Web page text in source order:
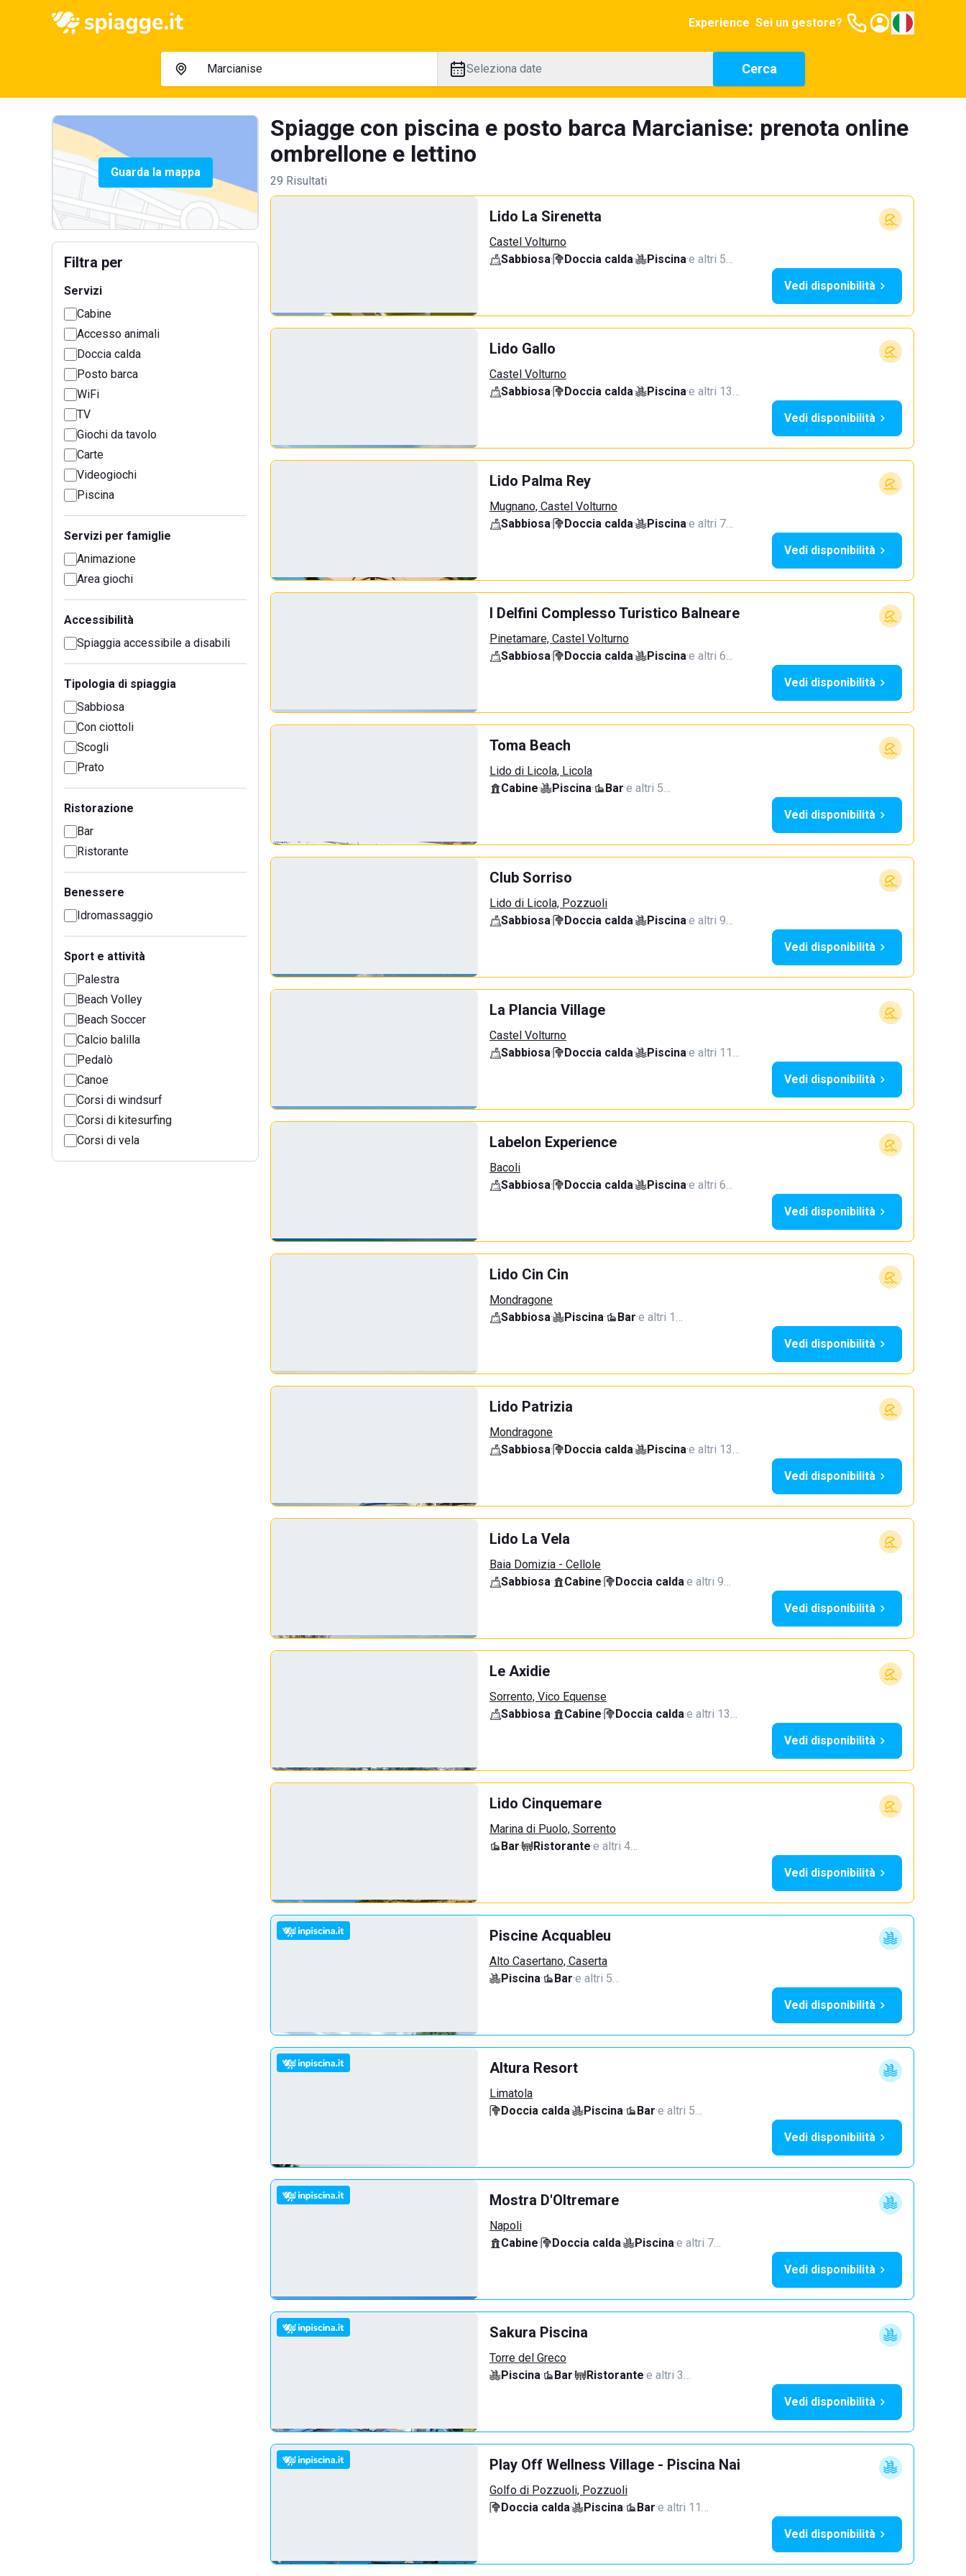
Experience Sei un gestore?
Seleziona date Cerca
Guarda la mappa
Filtra per
Servizi
Cabine
Accesso animali
Doccia calda
Posto barca
WiFi
TV
Giochi da tavolo
Carte
Videogiochi
Piscina
Servizi per famiglie
Animazione
Area giochi
Accessibilità
Spiaggia accessibile a disabili
Tipologia di spiaggia
Sabbiosa
Con ciottoli
Scogli
Prato
Ristorazione
Bar
Ristorante
Benessere
Idromassaggio
Sport e attività
Palestra
Beach Volley
Beach Soccer
Calcio balilla
Pedalò
Canoe
Corsi di windsurf
Corsi di kitesurfing
Corsi di vela
Spiagge con piscina e posto barca Marcianise: prenota online
ombrellone e lettino
29 Risultati
Lido La Sirenetta
Castel Volturno
Sabbiosa· Doccia calda· Piscina·e altri 5…
Vedi disponibilità
Lido Gallo
Castel Volturno
Sabbiosa· Doccia calda· Piscina·e altri 13…
Vedi disponibilità
Lido Palma Rey
Mugnano, Castel Volturno
Sabbiosa· Doccia calda· Piscina·e altri 7…
Vedi disponibilità
I Delfini Complesso Turistico Balneare
Pinetamare, Castel Volturno
Sabbiosa· Doccia calda· Piscina·e altri 6…
Vedi disponibilità
Toma Beach
Lido di Licola, Licola
Cabine· Piscina· Bar·e altri 5…
Vedi disponibilità
Club Sorriso
Lido di Licola, Pozzuoli
Sabbiosa· Doccia calda· Piscina·e altri 9…
Vedi disponibilità
La Plancia Village
Castel Volturno
Sabbiosa· Doccia calda· Piscina·e altri 11…
Vedi disponibilità
Labelon Experience
Bacoli
Sabbiosa· Doccia calda· Piscina·e altri 6…
Vedi disponibilità
Lido Cin Cin
Mondragone
Sabbiosa· Piscina· Bar·e altri 1…
Vedi disponibilità
Lido Patrizia
Mondragone
Sabbiosa· Doccia calda· Piscina·e altri 13…
Vedi disponibilità
Lido La Vela
Baia Domizia - Cellole
Sabbiosa· Cabine· Doccia calda·e altri 9…
Vedi disponibilità
Le Axidie
Sorrento, Vico Equense
Sabbiosa· Cabine· Doccia calda·e altri 13…
Vedi disponibilità
Lido Cinquemare
Marina di Puolo, Sorrento
Bar· Ristorante·e altri 4…
Vedi disponibilità
Piscine Acquableu
Alto Casertano, Caserta
Piscina· Bar·e altri 5…
Vedi disponibilità
Altura Resort
Limatola
Doccia calda· Piscina· Bar·e altri 5…
Vedi disponibilità
Mostra D'Oltremare
Napoli
Cabine· Doccia calda· Piscina·e altri 7…
Vedi disponibilità
Sakura Piscina
Torre del Greco
Piscina· Bar· Ristorante·e altri 3…
Vedi disponibilità
Play Off Wellness Village - Piscina Nai
Golfo di Pozzuoli, Pozzuoli
Doccia calda· Piscina· Bar·e altri 11…
Vedi disponibilità